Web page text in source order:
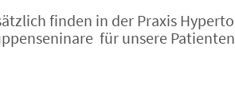
finden in der Praxis
für unsere